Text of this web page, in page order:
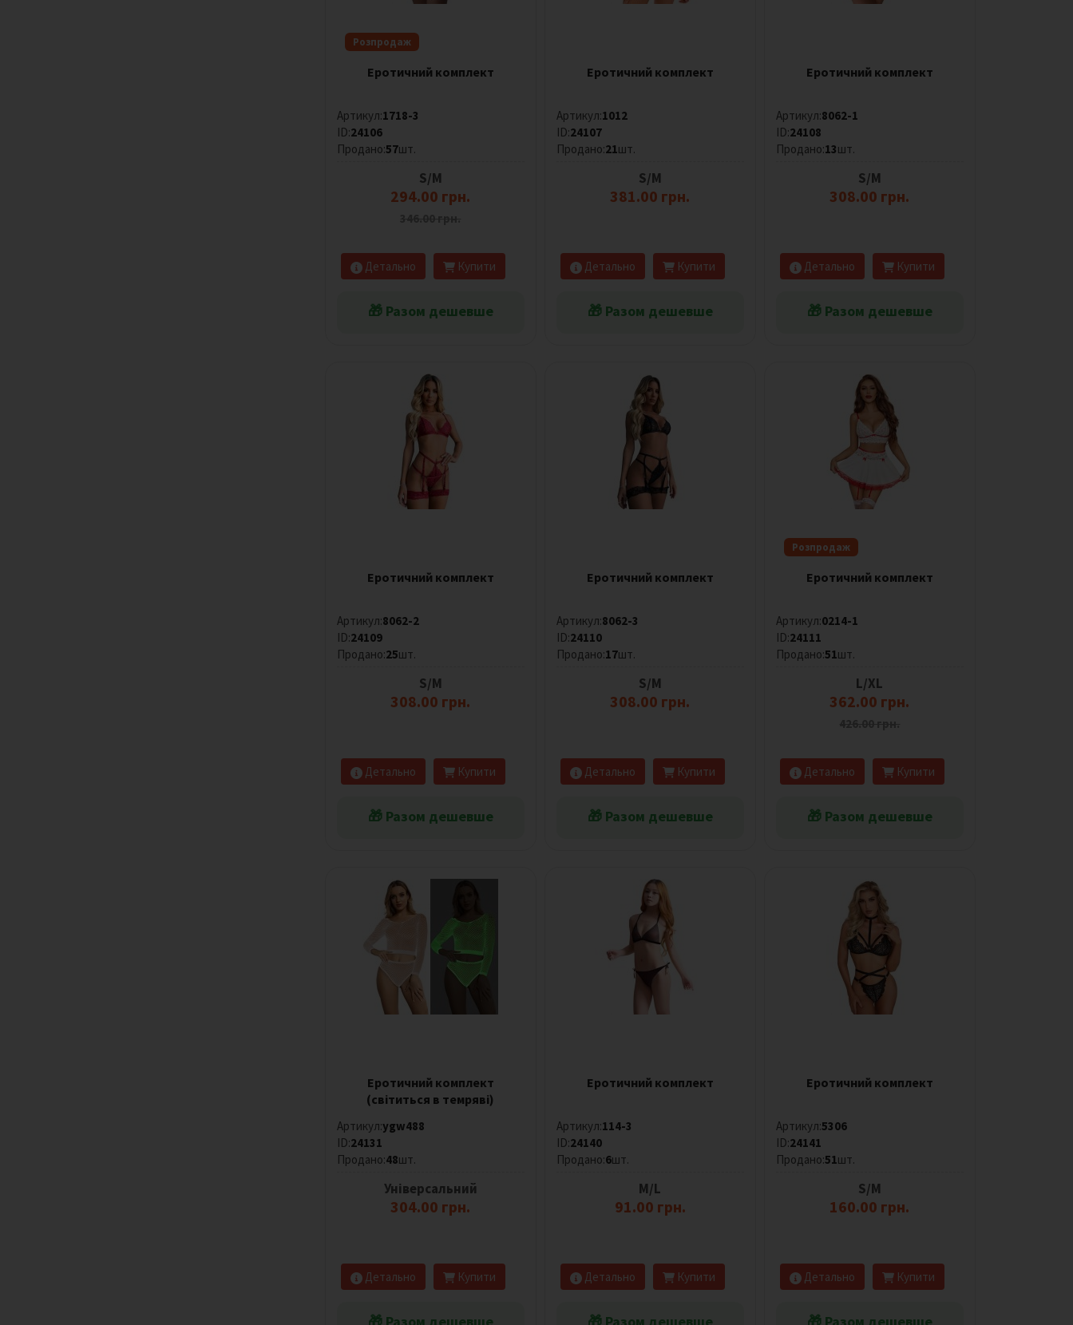
Розпродаж
Еротичний комплект
Артикул:1718-3
ID:24106
Продано:57шт.
S/M
294.00 грн.
Детально Купити
🎁 Разом дешевше
Еротичний комплект
Артикул:1012
ID:24107
Продано:21шт.
S/M
381.00 грн.
Детально Купити
🎁 Разом дешевше
Еротичний комплект
Артикул:8062-1
ID:24108
Продано:13шт.
S/M
308.00 грн.
Детально Купити
🎁 Разом дешевше
Еротичний комплект
Артикул:8062-2
ID:24109
Продано:25шт.
S/M
308.00 грн.
Детально Купити
🎁 Разом дешевше
Еротичний комплект
Артикул:8062-3
ID:24110
Продано:17шт.
S/M
308.00 грн.
Детально Купити
🎁 Разом дешевше
Розпродаж
Еротичний комплект
Артикул:0214-1
ID:24111
Продано:51шт.
L/XL
362.00 грн.
Детально Купити
🎁 Разом дешевше
Еротичний комплект
(світиться в темряві)
Артикул:ygw488
ID:24131
Продано:48шт.
Універсальний
304.00 грн.
Детально Купити
🎁 Разом дешевше
Еротичний комплект
Артикул:114-3
ID:24140
Продано:6шт.
M/L
91.00 грн.
Детально Купити
🎁 Разом дешевше
Еротичний комплект
Артикул:5306
ID:24141
Продано:51шт.
S/M
160.00 грн.
Детально Купити
🎁 Разом дешевше